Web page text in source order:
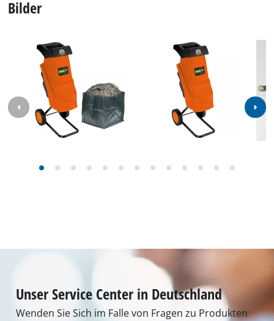
Bilder
Unser Service Center in Deutschland
Wenden Sie Sich im Falle von Fragen zu Produkten